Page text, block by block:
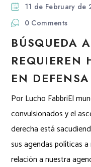
11 de February de
0 Comments
BÚSQUEDA
REQUIEREN
EN
Por Lucho FabbriEl
convulsionados y el
derecha está
sus agendas políticas
relación a nuestra